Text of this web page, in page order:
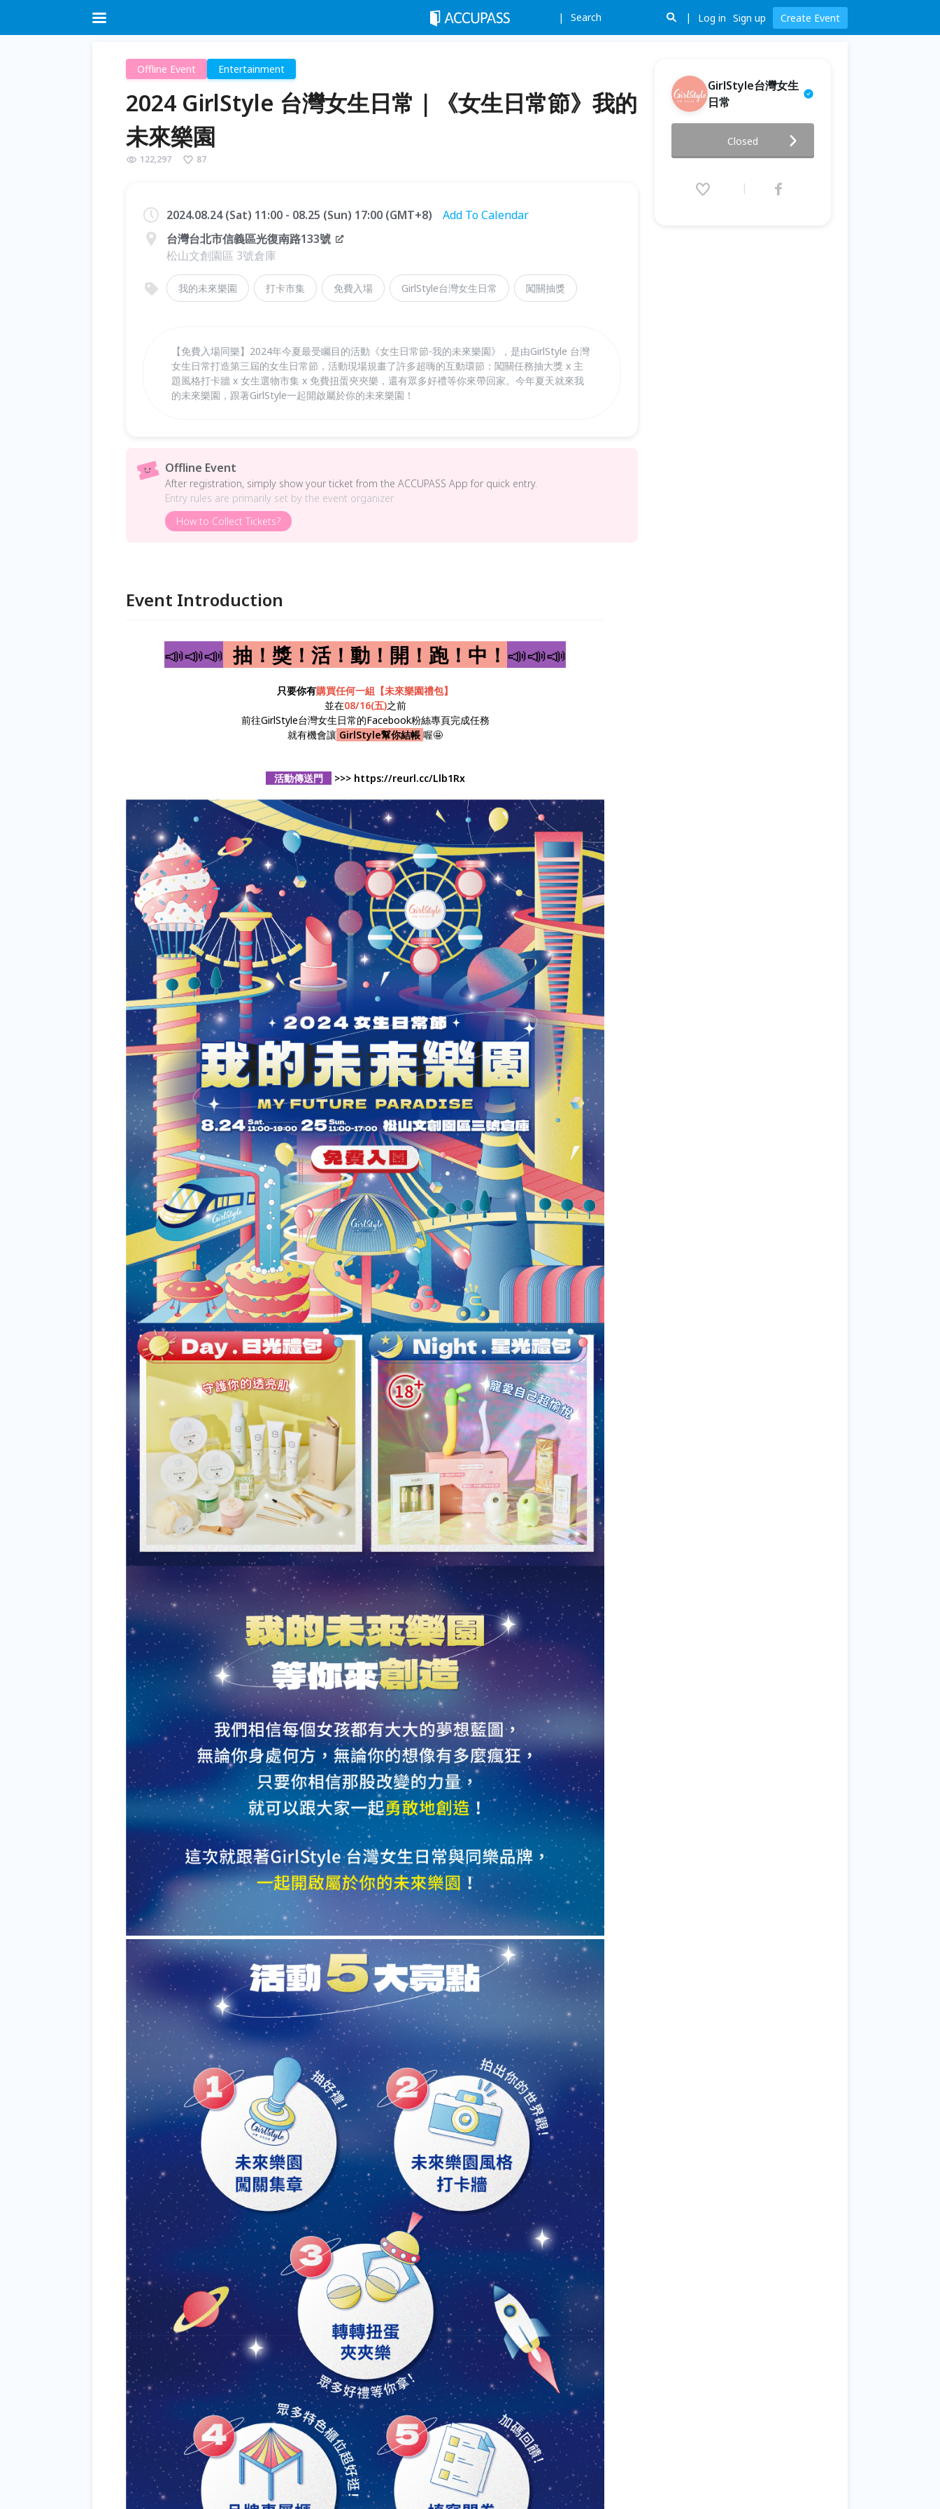
Search Log in Sign up Create Event
Offline Event Entertainment
2024 GirlStyle 台灣女生日常｜《女生日常節》我的
未來樂園
122,297 87
2024.08.24 (Sat) 11:00 - 08.25 (Sun) 17:00 (GMT+8)
Add To Calendar
台灣台北市信義區光復南路133號
松山文創園區 3號倉庫
我的未來樂園 打卡市集 免費入場 GirlStyle台灣女生日常 闖關抽獎
【免費入場同樂】2024年今夏最受矚目的活動《女生日常節-我的未來樂園》，是由GirlStyle 台灣
女生日常打造第三屆的女生日常節，活動現場規畫了許多超嗨的互動環節：闖關任務抽大獎 x 主
題風格打卡牆 x 女生選物市集 x 免費扭蛋夾夾樂，還有眾多好禮等你來帶回家。今年夏天就來我
的未來樂園，跟著GirlStyle一起開啟屬於你的未來樂園！
Offline Event
After registration, simply show your ticket from the ACCUPASS App for quick entry.
Entry rules are primarily set by the event organizer.
How to Collect Tickets?
Event Introduction
📣📣📣 抽！獎！活！動！開！跑！中！ 📣📣📣
只要你有購買任何一組【未來樂園禮包】
並在08/16(五)之前
前往GirlStyle台灣女生日常的Facebook粉絲專頁完成任務
就有機會讓 GirlStyle幫你結帳 喔🤩
活動傳送門 >>> https://reurl.cc/Llb1Rx
GirlStyle台灣女生
日常
《女生日常節》我的未來樂園
2024.08.24 (Sat) 11:00 - 08.25
Closed